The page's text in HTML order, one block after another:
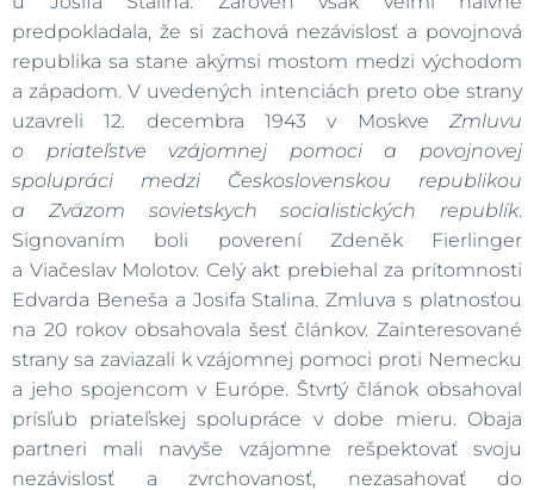
predpokladala, že si zachová nezávislosť a povojnová
republika sa stane akýmsi mostom medzi východom
a západom. V uvedených intenciách preto obe strany
uzavreli 12. decembra 1943 v Moskve Zmluvu
o priateľstve vzájomnej pomoci a povojnovej
spolupráci medzi Československou republikou
a Zväzom sovietskych socialistických republík.
Signovaním boli poverení Zdeněk Fierlinger
a Viačeslav Molotov. Celý akt prebiehal za prítomnosti
Edvarda Beneša a Josifa Stalina. Zmluva s platnosťou
na 20 rokov obsahovala šesť článkov. Zainteresované
strany sa zaviazali k vzájomnej pomoci proti Nemecku
a jeho spojencom v Európe. Štvrtý článok obsahoval
prísľub priateľskej spolupráce v dobe mieru. Obaja
partneri mali navyše vzájomne rešpektovať svoju
nezávislosť a zvrchovanosť, nezasahovať do